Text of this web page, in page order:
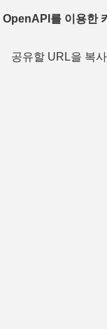
OpenAPI를 이용한
공유할 URL을 복